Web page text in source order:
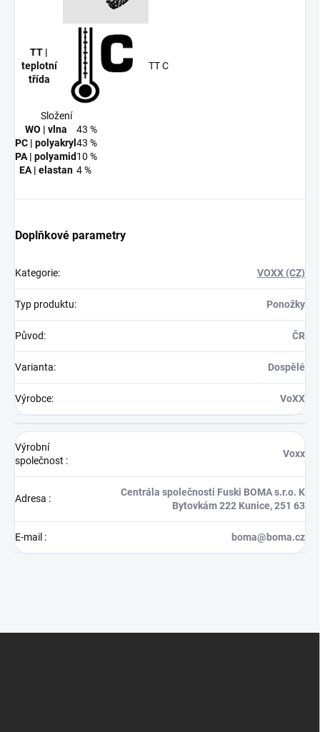
TT |
teplotní
třída
TT C
Složení
WO | vlna
43 %
PC | polyakryl 43 %
PA | polyamid10 %
EA | elastan 4 %
Doplňkové parametry
Kategorie: VOXX (CZ)
Typ produktu: Ponožky
Původ: ČR
Varianta: Dospělé
Výrobce: VoXX
Výrobní
společnost :
Voxx
Adresa :
Centrála společnosti Fuski BOMA s.r.o. K
Bytovkám 222 Kunice, 251 63
E-mail : boma@boma.cz